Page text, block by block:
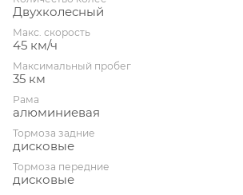
Двухколесный
Макс. скорость
45 км/ч
Максимальный пробег
35 км
Рама
алюминиевая
Тормоза задние
дисковые
Тормоза передние
дисковые